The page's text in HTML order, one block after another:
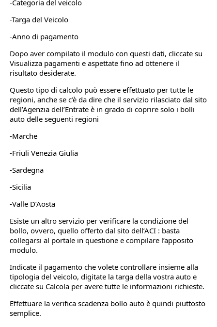
-Categoria del veicolo
-Targa del Veicolo
-Anno di pagamento
Dopo aver compilato il modulo con questi dati, cliccate su
Visualizza pagamenti e aspettate fino ad ottenere il
risultato desiderate.
Questo tipo di calcolo può essere effettuato per tutte le
regioni, anche se c’è da dire che il servizio rilasciato dal sito
dell’Agenzia dell’Entrate è in grado di coprire solo i bolli
auto delle seguenti regioni
-Marche
-Friuli Venezia Giulia
-Sardegna
-Sicilia
-Valle D’Aosta
Esiste un altro servizio per verificare la condizione del
bollo, ovvero, quello offerto dal sito dell’ACI : basta
collegarsi al portale in questione e compilare l’apposito
modulo.
Indicate il pagamento che volete controllare insieme alla
tipologia del veicolo, digitate la targa della vostra auto e
cliccate su Calcola per avere tutte le informazioni richieste.
Effettuare la verifica scadenza bollo auto è quindi piuttosto
semplice.